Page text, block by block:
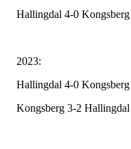
Hallingdal 4-0 Kongsberg
2023:
Hallingdal 4-0 Kongsberg
Kongsberg 3-2 Hallingdal